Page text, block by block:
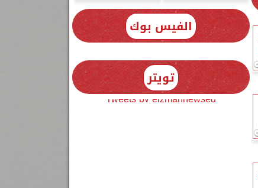
الفيس بوك
تويتر
Tweets by elzmannewseg